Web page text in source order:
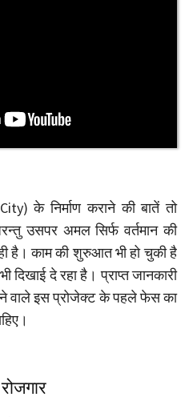
के निर्माण कराने की बातें तो
उसपर अमल सिर्फ वर्तमान की
है। काम की शुरुआत भी हो चुकी है
दिखाई दे रहा है। प्राप्त जानकारी
वाले इस प्रोजेक्ट के पहले फेस का